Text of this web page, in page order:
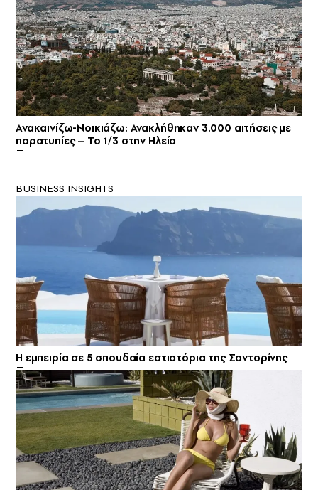
Ανακαινίζω-Νοικιάζω: Ανακλήθηκαν 3.000 αιτήσεις με
παρατυπίες – Το 1/3 στην Ηλεία
BUSINESS INSIGHTS
Η εμπειρία σε 5 σπουδαία εστιατόρια της Σαντορίνης